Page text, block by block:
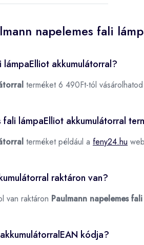
napelemes fali
lámpaElliot akkumulátorral?
terméket 6 490Ft-tól
fali lámpaElliot akkumulátorral
terméket például a feny24.hu
raktáron van?
van raktáron Paulmann napelemes
kódja?